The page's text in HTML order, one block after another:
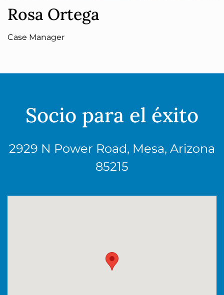
Rosa Ortega
Case Manager
Socio para el éxito
2929 N Power Road, Mesa, Arizona
85215